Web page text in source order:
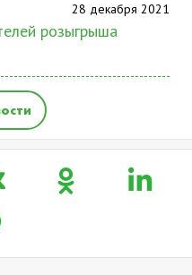
28 декабря 2021
розыгрыша